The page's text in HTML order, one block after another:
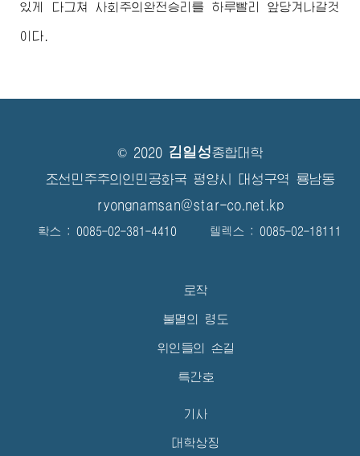
있게 다그쳐 사회주의완전승리를 하루빨리 앞당겨나갈것
이다.
© 2020 김일성종합대학
조선민주주의인민공화국 평양시 대성구역 룡남동
ryongnamsan@star-co.net.kp
확스 : 0085-02-381-4410 텔렉스 : 0085-02-18111
로작
불멸의 령도
위인들의 손길
특간호
기사
대학상징